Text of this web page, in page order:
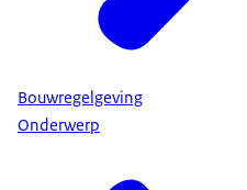
Bouwregelgeving
Onderwerp